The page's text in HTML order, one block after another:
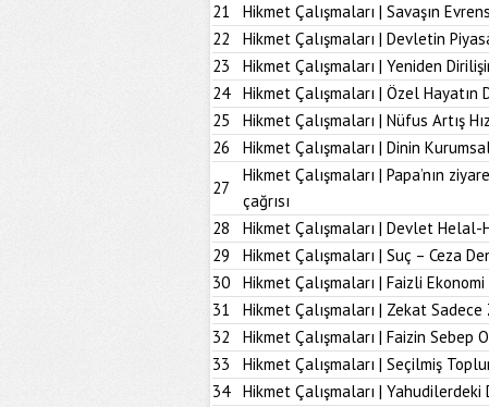
21
Hikmet Çalışmaları | Savaşın
22
Hikmet Çalışmaları | Devletin
23
Hikmet Çalışmaları | Yeniden
24
Hikmet Çalışmaları | Özel Hayatın
25
Hikmet Çalışmaları | Nüfus Artış
26
Hikmet Çalışmaları | Dinin
27
Hikmet Çalışmaları | Papa’nın
çağrısı
28
Hikmet Çalışmaları | Devlet Helal-
29
Hikmet Çalışmaları | Suç – Ceza
30
Hikmet Çalışmaları | Faizli
31
Hikmet Çalışmaları | Zekat Sadece
32
Hikmet Çalışmaları | Faizin Sebep
33
Hikmet Çalışmaları | Seçilmiş
34
Hikmet Çalışmaları |